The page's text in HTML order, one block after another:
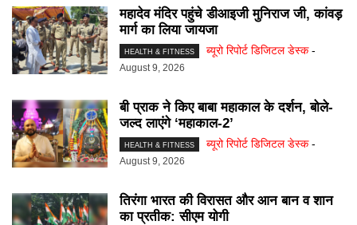
महादेव मंदिर पहुंचे डीआइजी मुनिराज जी, कांवड़
मार्ग का लिया जायजा
HEALTH & FITNESS ब्यूरो रिपोर्ट डिजिटल डेस्क -
August 9, 2026
बी प्राक ने किए बाबा महाकाल के दर्शन, बोले-
जल्द लाएंगे ‘महाकाल-2’
HEALTH & FITNESS ब्यूरो रिपोर्ट डिजिटल डेस्क -
August 9, 2026
तिरंगा भारत की विरासत और आन बान व शान
का प्रतीक: सीएम योगी